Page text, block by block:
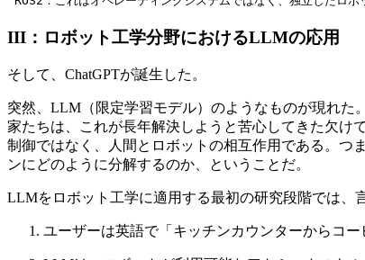
III：ロボット工学分野におけるLLMの応用
そして、ChatGPTが誕生した。
突然、LLM（限定学習モデル）のようなものが現れた
家たちは、これが長年解決しようと苦心してきた欠け
制御ではなく、人間とロボットの相互作用である。つ
ンにどのように分解するのか、ということだ。
LLMをロボット工学に適用する最初の研究段階では、
ユーザーは英語で「キッチンカウンターからコ